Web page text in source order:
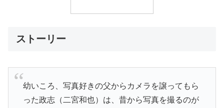
ストーリー
幼いころ、写真好きの父からカメラを譲ってもら
った政志（二宮和也）は、昔から写真を撮るのが